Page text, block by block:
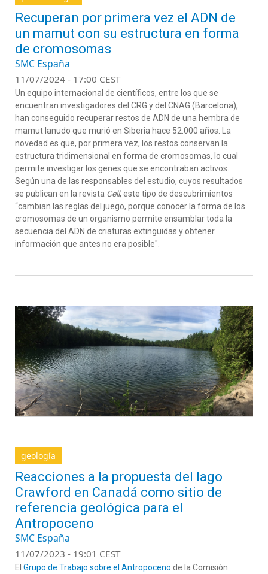
Recuperan por primera vez el ADN de
un mamut con su estructura en forma
de cromosomas
SMC España
11/07/2024 - 17:00 CEST
Un equipo internacional de científicos, entre los que se
encuentran investigadores del CRG y del CNAG (Barcelona),
han conseguido recuperar restos de ADN de una hembra de
mamut lanudo que murió en Siberia hace 52.000 años. La
novedad es que, por primera vez, los restos conservan la
estructura tridimensional en forma de cromosomas, lo cual
permite investigar los genes que se encontraban activos.
Según una de las responsables del estudio, cuyos resultados
se publican en la revista Cell, este tipo de descubrimientos
“cambian las reglas del juego, porque conocer la forma de los
cromosomas de un organismo permite ensamblar toda la
secuencia del ADN de criaturas extinguidas y obtener
información que antes no era posible".
geología
Reacciones a la propuesta del lago
Crawford en Canadá como sitio de
referencia geológica para el
Antropoceno
SMC España
11/07/2023 - 19:01 CEST
El Grupo de Trabajo sobre el Antropoceno de la Comisión